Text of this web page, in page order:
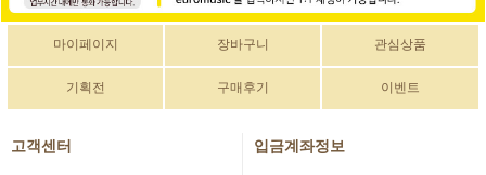
마이페이지 장바구니 관심상품
기획전 구매후기 이벤트
고객센터 입금계좌정보